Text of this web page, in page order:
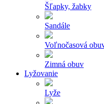
Šľapky, žabky
Sandále
Voľnočasová
Zimná obuv
Lyžovanie
Lyže